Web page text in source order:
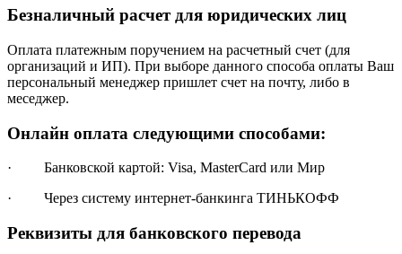
Безналичный расчет для юридических лиц
Оплата платежным поручением на расчетный счет (для
организаций и ИП). При выборе данного способа оплаты Ваш
персональный менеджер пришлет счет на почту, либо в
меседжер.
Онлайн оплата следующими способами:
· Банковской картой: Visa, MasterCard или Мир
· Через систему интернет-банкинга ТИНЬКОФФ
Реквизиты для банковского перевода